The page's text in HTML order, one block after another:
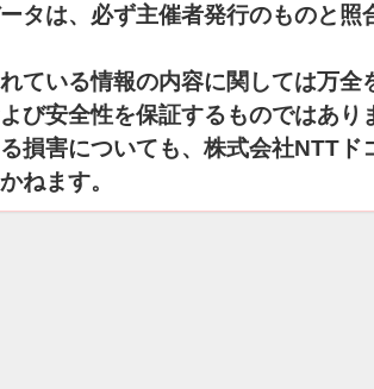
タは、必ず主催者発行のものと照
ている情報の内容に関しては万全
び安全性を保証するものではあり
損害についても、株式会社NTTド
ねます。